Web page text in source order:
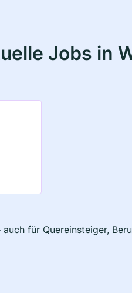
Jobs in
für Quereinsteiger,